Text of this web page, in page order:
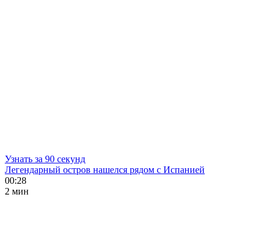
Узнать за 90 секунд
Легендарный остров нашелся рядом с Испанией
00:28
2 мин